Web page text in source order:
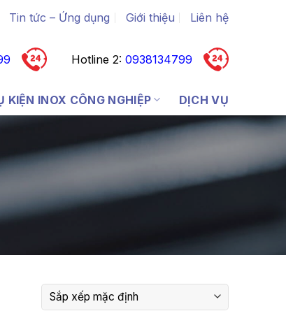
Tin tức – Ứng dụng Giới thiệu Liên hệ
Hotline 2: 0938134799
KIỆN INOX CÔNG NGHIỆP DỊCH VỤ